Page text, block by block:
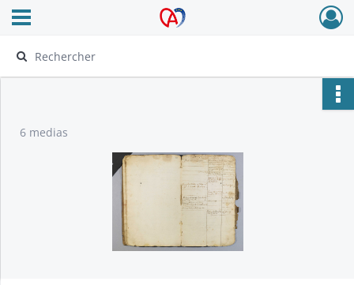
Archives Alsace - Colmar
Ouvrir le menu déroulant
6 medias